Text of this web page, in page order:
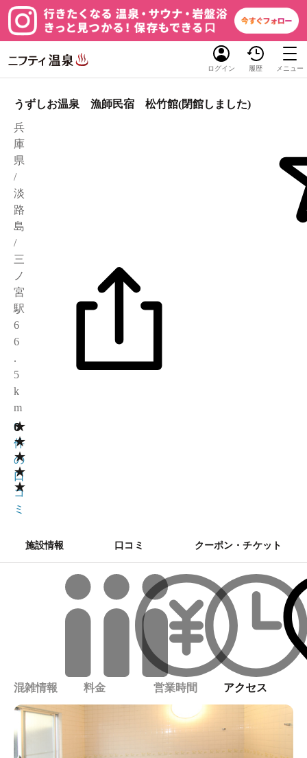
ログイン 履歴 メニュー
うずしお温泉 漁師民宿 松竹館(閉館しました)
兵
庫
県
/
淡
路
島
/
三
ノ
宮
駅
6
6
.
5
k
m
★
★
★
★
★
0
0
件
の
口
コ
ミ
施設情報 口コミ クーポン・チケット
混雑情報 料金 営業時間 アクセス